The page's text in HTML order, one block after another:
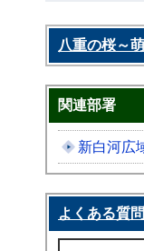
八重の桜～
関連部署
新白河広
よくある質